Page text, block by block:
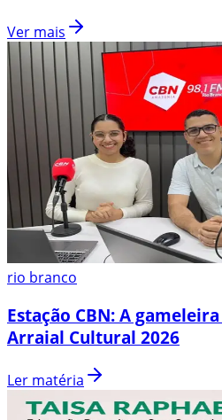
Ver mais
rio branco
Estação CBN: A
Arraial Cultural 2026
Ler matéria